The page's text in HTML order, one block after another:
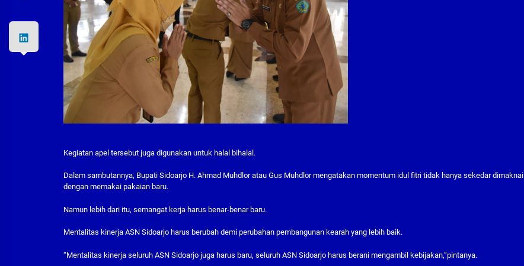
Kegiatan apel tersebut juga digunakan untuk halal bihalal.
Dalam sambutannya, Bupati Sidoarjo H. Ahmad Muhdlor atau Gus Muhdlor mengatakan momentum idul fitri tidak hanya sekedar dimaknai
dengan memakai pakaian baru.
Namun lebih dari itu, semangat kerja harus benar-benar baru.
Mentalitas kinerja ASN Sidoarjo harus berubah demi perubahan pembangunan kearah yang lebih baik.
“Mentalitas kinerja seluruh ASN Sidoarjo juga harus baru, seluruh ASN Sidoarjo harus berani mengambil kebijakan,”pintanya.